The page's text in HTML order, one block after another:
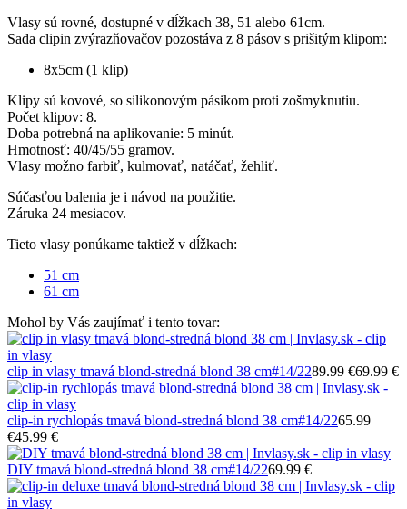
Vlasy sú rovné, dostupné v dĺžkach 38, 51 alebo 61cm.
Sada clipin zvýrazňovačov pozostáva z 8 pásov s prišitým klipom:
8x5cm (1 klip)
Klipy sú kovové, so silikonovým pásikom proti zošmyknutiu.
Počet klipov: 8.
Doba potrebná na aplikovanie: 5 minút.
Hmotnosť: 40/45/55 gramov.
Vlasy možno farbiť, kulmovať, natáčať, žehliť.
Súčasťou balenia je i návod na použitie.
Záruka 24 mesiacov.
Tieto vlasy ponúkame taktiež v dĺžkach:
51 cm
61 cm
Mohol by Vás zaujímať i tento tovar:
clip in vlasy tmavá blond-stredná blond 38 cm#14/2289.99 €69.99 €
clip-in rychlopás tmavá blond-stredná blond 38 cm#14/2265.99
€45.99 €
DIY tmavá blond-stredná blond 38 cm#14/2269.99 €